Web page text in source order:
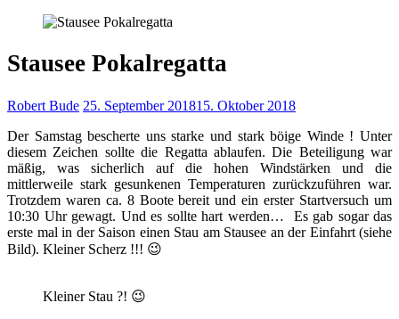
Stausee Pokalregatta
Robert Bude 25. September 201815. Oktober 2018
Der Samstag bescherte uns starke und stark böige Winde ! Unter
diesem Zeichen sollte die Regatta ablaufen. Die Beteiligung war
mäßig, was sicherlich auf die hohen Windstärken und die
mittlerweile stark gesunkenen Temperaturen zurückzuführen war.
Trotzdem waren ca. 8 Boote bereit und ein erster Startversuch um
10:30 Uhr gewagt. Und es sollte hart werden…
Es gab sogar das
erste mal in der Saison einen Stau am Stausee an der Einfahrt (siehe
Bild). Kleiner Scherz !!! 😉
Kleiner Stau ?! 😉